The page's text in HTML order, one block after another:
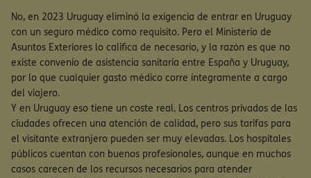
No, en 2023 Uruguay eliminó la exigencia de entrar en Uruguay
con un seguro médico como requisito. Pero el Ministerio de
Asuntos Exteriores lo califica de necesario, y la razón es que no
existe convenio de asistencia sanitaria entre España y Uruguay,
por lo que cualquier gasto médico corre íntegramente a cargo
del viajero.
Y en Uruguay eso tiene un coste real. Los centros privados de las
ciudades ofrecen una atención de calidad, pero sus tarifas para
el visitante extranjero pueden ser muy elevadas. Los hospitales
públicos cuentan con buenos profesionales, aunque en muchos
casos carecen de los recursos necesarios para atender